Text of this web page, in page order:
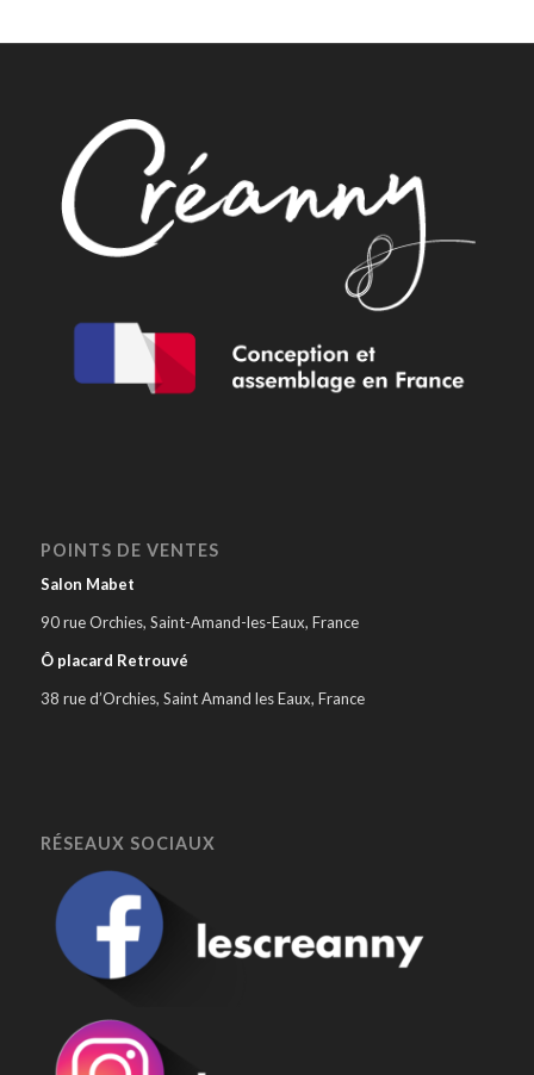
POINTS DE VENTES
Salon Mabet
90 rue Orchies, Saint-Amand-les-Eaux, France
Ô placard Retrouvé
38 rue d’Orchies, Saint Amand les Eaux, France
RÉSEAUX SOCIAUX